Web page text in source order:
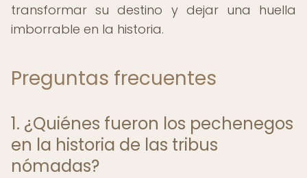
transformar su destino y dejar una huella
imborrable en la historia.
Preguntas frecuentes
1. ¿Quiénes fueron los pechenegos
en la historia de las tribus
nómadas?